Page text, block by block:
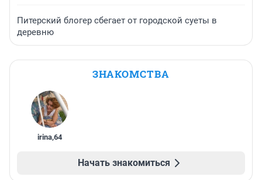
Питерский блогер сбегает от городской суеты в
деревню
ЗНАКОМСТВА
irina,64
Начать знакомиться